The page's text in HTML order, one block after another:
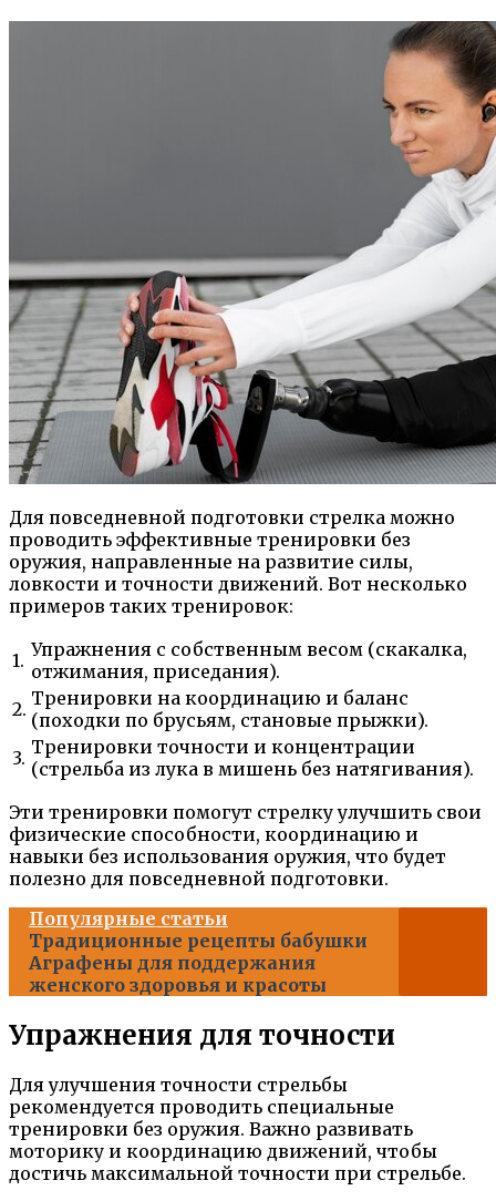
Для повседневной подготовки стрелка можно
проводить эффективные тренировки без
оружия, направленные на развитие силы,
ловкости и точности движений. Вот несколько
примеров таких тренировок:
1. Упражнения с собственным весом (скакалка,
отжимания, приседания).
2. Тренировки на координацию и баланс
(походки по брусьям, становые прыжки).
3. Тренировки точности и концентрации
(стрельба из лука в мишень без натягивания).
Эти тренировки помогут стрелку улучшить свои
физические способности, координацию и
навыки без использования оружия, что будет
полезно для повседневной подготовки.
Популярные статьи
Традиционные рецепты бабушки
Аграфены для поддержания
женского здоровья и красоты
Упражнения для точности
Для улучшения точности стрельбы
рекомендуется проводить специальные
тренировки без оружия. Важно развивать
моторику и координацию движений, чтобы
достичь максимальной точности при стрельбе.